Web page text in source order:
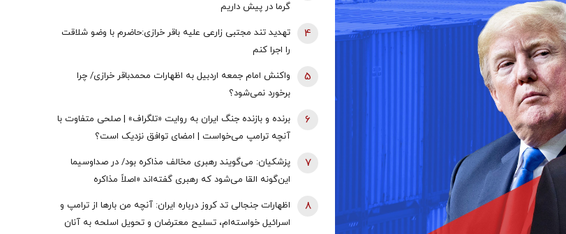
گرما در پیش داریم
تهدید تند مجتبی زارعی علیه باقر خرازی:حاضرم با وضو شلاقت
را اجرا کنم
4
واکنش امام جمعه اردبیل به اظهارات محمدباقر خرازی/ چرا
برخورد نمی‌شود؟
5
برنده و بازنده جنگ ایران به روایت «تلگراف» | صلحی متفاوت با
آنچه ترامپ می‌خواست | امضای توافق نزدیک است؟
6
پزشکیان: می‌گویند رهبری مخالف مذاکره بود/ در صداوسیما
این‌گونه القا می‌شود که رهبری گفته‌اند «اصلاً مذاکره
7
اظهارات جنجالی تد کروز درباره ایران: آنچه من بارها از ترامپ و
اسرائیل خواسته‌ام، تسلیح معترضان و تحویل اسلحه به آنان
8